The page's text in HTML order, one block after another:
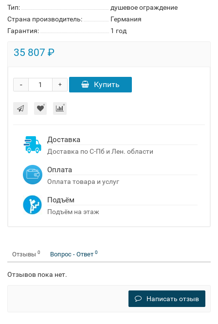
Тип:
душевое ограждение
Страна производитель:
Германия
Гарантия:
1 год
35 807 ₽
+
- Купить
Доставка
Доставка по С-Пб и Лен. области
Оплата
Оплата товара и услуг
Подъём
Подъём на этаж
Отзывы 0 Вопрос - Ответ 0
Отзывов пока нет.
Написать отзыв